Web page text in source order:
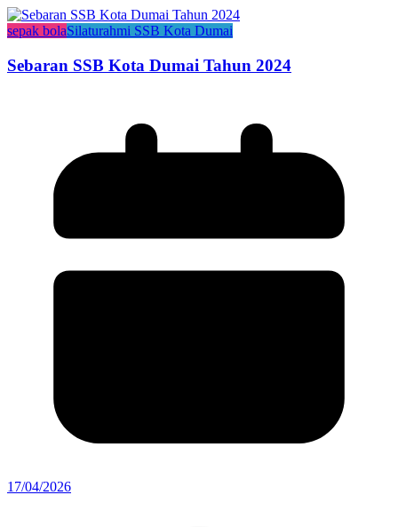
sepak bolaSilaturahmi SSB Kota Dumai
Sebaran SSB Kota Dumai Tahun 2024
17/04/2026